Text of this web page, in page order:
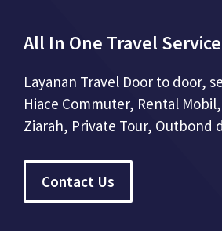
All In One Travel Service
Layanan Travel Door to door,
Hiace Commuter, Rental
Ziarah, Private Tour, Outbond
Contact Us